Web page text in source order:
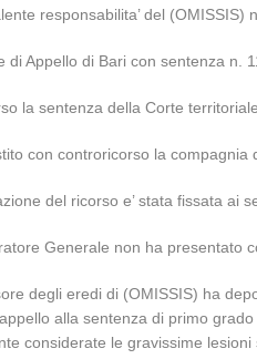
responsabilita’ del (OMISSIS)
di Appello di Bari con sentenza n.
la sentenza della Corte
con controricorso la compagnia
del ricorso e’ stata fissata ai
Generale non ha presentato
degli eredi di (OMISSIS) ha
appello alla sentenza di primo
considerate le gravissime